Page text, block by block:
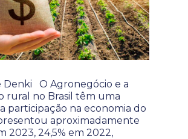
Denki O Agronegócio e a
rural no Brasil têm uma
participação na economia do
aproximadamente
2023, 24,5% em 2022,